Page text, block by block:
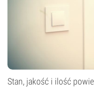
Stan, jakość i ilość